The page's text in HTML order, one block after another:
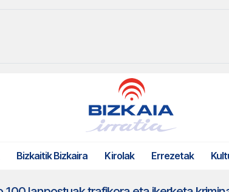
Bizkaitik Bizkaira Kirolak Errezetak